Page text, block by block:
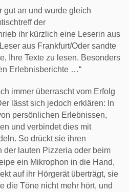
gut an und wurde gleich
der
ihr kürzlich eine Leserin aus
aus Frankfurt/Oder sandte
Ihre Texte zu lesen. Besonders
Erlebnisberichte …“
immer überrascht vom Erfolg
lässt sich jedoch erklären: In
persönlichen Erlebnissen,
und verbindet dies mit
So drückt sie ihren
der lauten Pizzeria oder beim
ein Mikrophon in die Hand,
auf ihr Hörgerät überträgt, sie
die Töne nicht mehr hört, und